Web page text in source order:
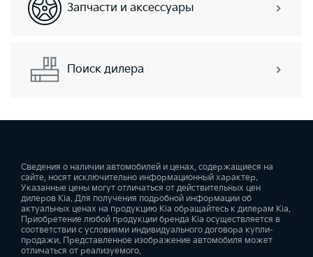
Запчасти и аксессуары
Поиск дилера
Сведения о наличии автомобилей и ценах, содержащиеся на
сайте, носят исключительно информационный характер.
Указанные цены могут отличаться от действительных цен
дилеров Kia. Для получения подробной информации об
актуальных ценах на продукцию Kia обращайтесь к дилерам Kia.
Приобретение любой продукции бренда Kia осуществляется в
соответствии с условиями индивидуального договора купли-
продажи. Представленное изображение автомобиля может
отличаться от реализуемого.